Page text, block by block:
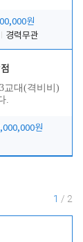
원
경력무관
교대(격비비)
.
원
1 / 2